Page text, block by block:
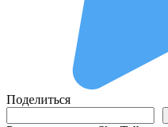
Поделиться